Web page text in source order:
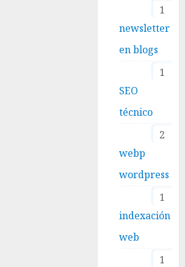
1
newsletter
en blogs
1
SEO
técnico
2
webp
wordpress
1
indexación
web
1